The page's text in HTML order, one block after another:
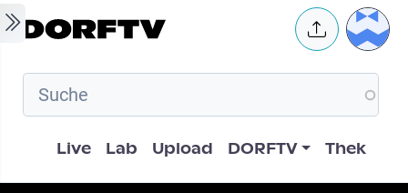
Skip to main content User
Hauptnavigation
Live Lab Upload DORFTV Thek